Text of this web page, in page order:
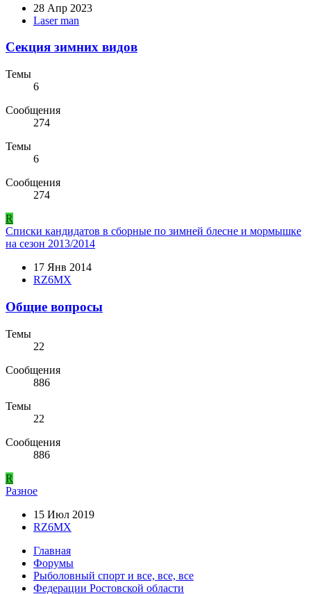
28 Апр 2023
Laser man
Секция зимних видов
Темы
6
Сообщения
274
Темы
6
Сообщения
274
R
Списки кандидатов в сборные по зимней блесне и мормышке
на сезон 2013/2014
17 Янв 2014
RZ6MX
Общие вопросы
Темы
22
Сообщения
886
Темы
22
Сообщения
886
R
Разное
15 Июл 2019
RZ6MX
Главная
Форумы
Рыболовный спорт и все, все, все
Федерации Ростовской области